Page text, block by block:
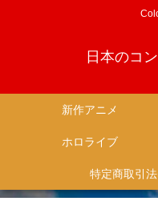
日本のコ
新作アニメ
ホロライブ